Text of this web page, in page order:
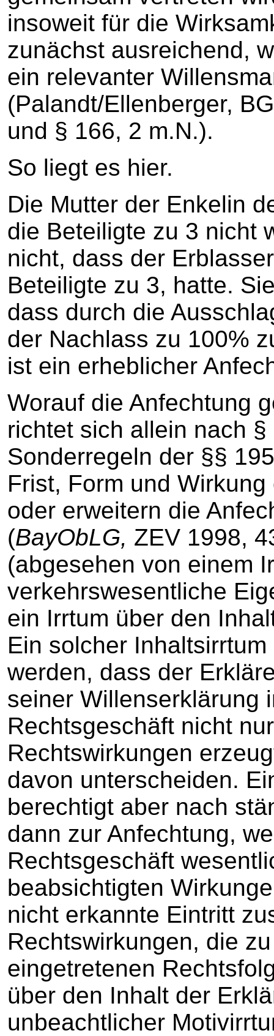
insoweit für die
zunächst ausreichend,
ein relevanter
(Palandt/Ellenberger,
und § 166, 2 m.N.).
So liegt es hier.
Die Mutter der Enkelin
die Beteiligte zu 3 nicht
nicht, dass der
Beteiligte zu 3, hatte.
dass durch die
der Nachlass zu 100%
ist ein erheblicher
Worauf die Anfechtung
richtet sich allein nach §
Sonderregeln der §§
Frist, Form und
oder erweitern die
(BayObLG, ZEV 1998,
(abgesehen von einem
verkehrswesentliche
ein Irrtum über den
Ein solcher
werden, dass der
seiner Willenserklärung
Rechtsgeschäft nicht
Rechtswirkungen
davon unterscheiden.
berechtigt aber nach
dann zur Anfechtung,
Rechtsgeschäft
beabsichtigten
nicht erkannte Eintritt
Rechtswirkungen, die
eingetretenen
über den Inhalt der
unbeachtlicher